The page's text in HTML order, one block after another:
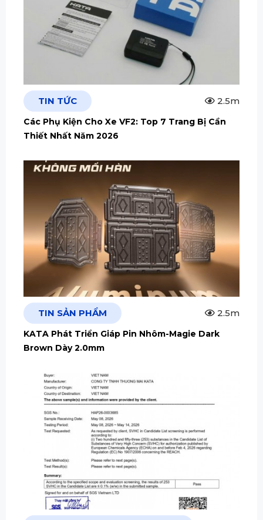
TIN TỨC 2.5m
Các Phụ Kiện Cho Xe VF2: Top 7 Trang Bị Cần
Thiết Nhất Năm 2026
TIN SẢN PHẨM 2.5m
KATA Phát Triển Giáp Pin Nhôm-Magie Dark
Brown Dày 2.0mm